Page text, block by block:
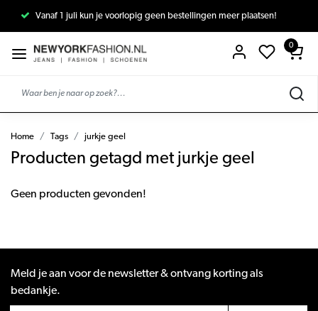
Vanaf 1 juli kun je voorlopig geen bestellingen meer plaatsen!
0
Home Tags jurkje geel
Producten getagd met jurkje geel
Geen producten gevonden!
Meld je aan voor de newsletter & ontvang korting als
bedankje.